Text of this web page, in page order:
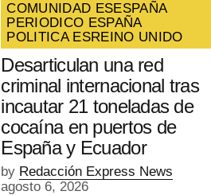
COMUNIDAD ESESPAÑA
PERIODICO ESPAÑA
POLITICA ESREINO UNIDO
Desarticulan una red
criminal internacional tras
incautar 21 toneladas de
cocaína en puertos de
España y Ecuador
by Redacción Express News
agosto 6, 2026